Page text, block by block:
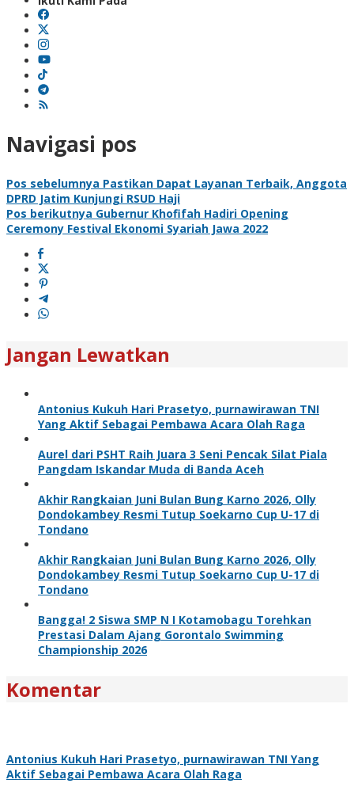
Navigasi pos
Pos sebelumnya Pastikan Dapat Layanan Terbaik, Anggota
DPRD Jatim Kunjungi RSUD Haji
Pos berikutnya Gubernur Khofifah Hadiri Opening
Ceremony Festival Ekonomi Syariah Jawa 2022
Jangan Lewatkan
Antonius Kukuh Hari Prasetyo, purnawirawan TNI
Yang Aktif Sebagai Pembawa Acara Olah Raga
Aurel dari PSHT Raih Juara 3 Seni Pencak Silat Piala
Pangdam Iskandar Muda di Banda Aceh
Akhir Rangkaian Juni Bulan Bung Karno 2026, Olly
Dondokambey Resmi Tutup Soekarno Cup U-17 di
Tondano
Akhir Rangkaian Juni Bulan Bung Karno 2026, Olly
Dondokambey Resmi Tutup Soekarno Cup U-17 di
Tondano
Bangga! 2 Siswa SMP N I Kotamobagu Torehkan
Prestasi Dalam Ajang Gorontalo Swimming
Championship 2026
Komentar
Antonius Kukuh Hari Prasetyo, purnawirawan TNI Yang
Aktif Sebagai Pembawa Acara Olah Raga